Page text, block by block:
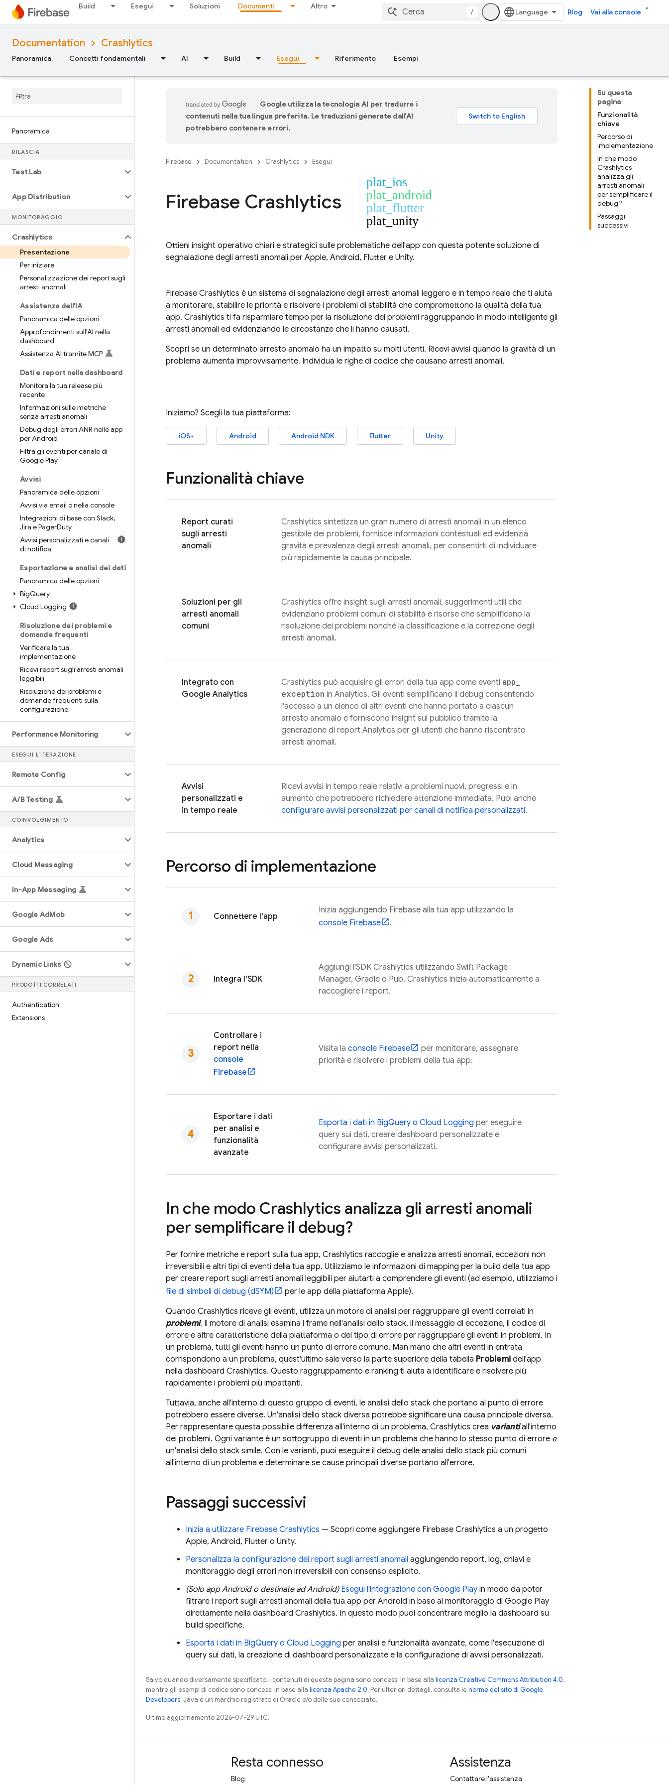
Build Esegui Soluzioni Documenti Altro
/ Blog Vai alla console
Documentation Crashlytics
Panoramica Concetti fondamentali AI Build Esegui Riferimento Esempi
Panoramica
RILASCIA
Test Lab
App Distribution
MONITORAGGIO
Crashlytics
Presentazione
Per iniziare
Personalizzazione dei report sugli
arresti anomali
Assistenza dell'IA
Panoramica delle opzioni
Approfondimenti sull'AI nella
dashboard
Assistenza AI tramite MCP
Dati e report nella dashboard
Monitora la tua release più
recente
Informazioni sulle metriche
senza arresti anomali
Debug degli errori ANR nelle app
per Android
Filtra gli eventi per canale di
Google Play
Avvisi
Panoramica delle opzioni
Avvisi via email o nella console
Integrazioni di base con Slack,
Jira e PagerDuty
Avvisi personalizzati e canali
di notifica
Esportazione e analisi dei dati
Panoramica delle opzioni
BigQuery
Cloud Logging
Risoluzione dei problemi e
domande frequenti
Verificare la tua
implementazione
Ricevi report sugli arresti anomali
leggibili
Risoluzione dei problemi e
domande frequenti sulla
configurazione
Performance Monitoring
ESEGUI L'ITERAZIONE
Remote Config
A/B Testing
COINVOLGIMENTO
Analytics
Cloud Messaging
In-App Messaging
Google AdMob
Google Ads
Dynamic Links
PRODOTTI CORRELATI
Authentication
Extensions
Su questa
pagina
Funzionalità
chiave
Percorso di
implementazione
In che modo
Crashlytics
analizza gli
arresti anomali
per semplificare il
debug?
Passaggi
successivi
Google utilizza la tecnologia AI per tradurre i
contenuti nella tua lingua preferita. Le traduzioni generate dall'AI
potrebbero contenere errori.
Firebase Documentation Crashlytics Esegui
Firebase Crashlytics
plat_ios
plat_android
plat_flutter
plat_unity
Ottieni insight operativo chiari e strategici sulle problematiche dell'app con questa potente soluzione di
segnalazione degli arresti anomali per Apple, Android, Flutter e Unity.
Firebase Crashlytics è un sistema di segnalazione degli arresti anomali leggero e in tempo reale che ti aiuta
a monitorare, stabilire le priorità e risolvere i problemi di stabilità che compromettono la qualità della tua
app. Crashlytics ti fa risparmiare tempo per la risoluzione dei problemi raggruppando in modo intelligente gli
arresti anomali ed evidenziando le circostanze che li hanno causati.
Scopri se un determinato arresto anomalo ha un impatto su molti utenti. Ricevi avvisi quando la gravità di un
problema aumenta improvvisamente. Individua le righe di codice che causano arresti anomali.
Iniziamo? Scegli la tua piattaforma:
iOS+ Android Android NDK Flutter Unity
Funzionalità chiave
Report curati
sugli arresti
anomali
Crashlytics sintetizza un gran numero di arresti anomali in un elenco
gestibile dei problemi, fornisce informazioni contestuali ed evidenzia
gravità e prevalenza degli arresti anomali, per consentirti di individuare
più rapidamente la causa principale.
Soluzioni per gli
arresti anomali
comuni
Crashlytics offre insight sugli arresti anomali, suggerimenti utili che
evidenziano problemi comuni di stabilità e risorse che semplificano la
risoluzione dei problemi nonché la classificazione e la correzione degli
arresti anomali.
Integrato con
Google Analytics
Crashlytics può acquisire gli errori della tua app come eventi app
exception in Analytics. Gli eventi semplificano il debug consentendo
l'accesso a un elenco di altri eventi che hanno portato a ciascun
arresto anomalo e forniscono insight sul pubblico tramite la
generazione di report Analytics per gli utenti che hanno riscontrato
arresti anomali.
Avvisi
personalizzati e
in tempo reale
Ricevi avvisi in tempo reale relativi a problemi nuovi, pregressi e in
aumento che potrebbero richiedere attenzione immediata. Puoi anche
configurare avvisi personalizzati per canali di notifica personalizzati.
Percorso di implementazione
Connettere l'app
Inizia aggiungendo Firebase alla tua app utilizzando la
console Firebase .
Integra l'SDK
Aggiungi l'SDK Crashlytics utilizzando Swift Package
Manager, Gradle o Pub. Crashlytics inizia automaticamente a
raccogliere i report.
Controllare i
report nella
console
Firebase
Visita la console Firebase
per monitorare, assegnare
priorità e risolvere i problemi della tua app.
Esportare i dati
per analisi e
funzionalità
avanzate
Esporta i dati in BigQuery o Cloud Logging per eseguire
query sui dati, creare dashboard personalizzate e
configurare avvisi personalizzati.
In che modo Crashlytics analizza gli arresti anomali
per semplificare il debug?
Per fornire metriche e report sulla tua app, Crashlytics raccoglie e analizza arresti anomali, eccezioni non
irreversibili e altri tipi di eventi della tua app. Utilizziamo le informazioni di mapping per la build della tua app
per creare report sugli arresti anomali leggibili per aiutarti a comprendere gli eventi (ad esempio, utilizziamo i
file di simboli di debug (dSYM)
per le app della piattaforma Apple).
Quando Crashlytics riceve gli eventi, utilizza un motore di analisi per raggruppare gli eventi correlati in
problemi. Il motore di analisi esamina i frame nell'analisi dello stack, il messaggio di eccezione, il codice di
errore e altre caratteristiche della piattaforma o del tipo di errore per raggruppare gli eventi in problemi. In
un problema, tutti gli eventi hanno un punto di errore comune. Man mano che altri eventi in entrata
corrispondono a un problema, quest'ultimo sale verso la parte superiore della tabella Problemi dell'app
nella dashboard Crashlytics. Questo raggruppamento e ranking ti aiuta a identificare e risolvere più
rapidamente i problemi più impattanti.
Tuttavia, anche all'interno di questo gruppo di eventi, le analisi dello stack che portano al punto di errore
potrebbero essere diverse. Un'analisi dello stack diversa potrebbe significare una causa principale diversa.
Per rappresentare questa possibile differenza all'interno di un problema, Crashlytics crea variantiall'interno
dei problemi. Ogni variante è un sottogruppo di eventi in un problema che hanno lo stesso punto di errore e
un'analisi dello stack simile. Con le varianti, puoi eseguire il debug delle analisi dello stack più comuni
all'interno di un problema e determinare se cause principali diverse portano all'errore.
Passaggi successivi
Inizia a utilizzare Firebase Crashlytics — Scopri come aggiungere Firebase Crashlytics a un progetto
Apple, Android, Flutter o Unity.
Personalizza la configurazione dei report sugli arresti anomali aggiungendo report, log, chiavi e
monitoraggio degli errori non irreversibili con consenso esplicito.
(Solo app Android o destinate ad Android) Esegui l'integrazione con Google Play in modo da poter
filtrare i report sugli arresti anomali della tua app per Android in base al monitoraggio di Google Play
direttamente nella dashboard Crashlytics. In questo modo puoi concentrare meglio la dashboard su
build specifiche.
Esporta i dati in BigQuery o Cloud Logging per analisi e funzionalità avanzate, come l'esecuzione di
query sui dati, la creazione di dashboard personalizzate e la configurazione di avvisi personalizzati.
Salvo quando diversamente specificato, i contenuti di questa pagina sono concessi in base alla licenza Creative Commons Attribution 4.0,
mentre gli esempi di codice sono concessi in base alla licenza Apache 2.0. Per ulteriori dettagli, consulta lenorme del sito di Google
Developers. Java è un marchio registrato di Oracle e/o delle sue consociate.
Ultimo aggiornamento 2026-07-29 UTC.
Resta connesso
Blog
Assistenza
Contattare l'assistenza